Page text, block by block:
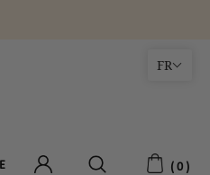
( 0 )
FR